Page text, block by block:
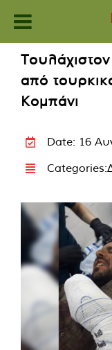
content
από
Κομπάνι
Date: 16
Categories: